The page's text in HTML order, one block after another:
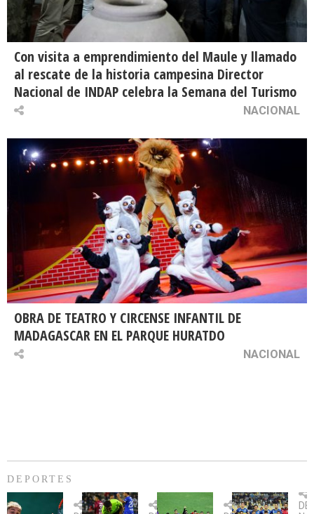
Con visita a emprendimiento del Maule y llamado
al rescate de la historia campesina Director
Nacional de INDAP celebra la Semana del Turismo
NACIONAL
OBRA DE TEATRO Y CIRCENSE INFANTIL DE
MADAGASCAR EN EL PARQUE HURATDO
NACIONAL
DEPORTES
Billie
U.
Copa